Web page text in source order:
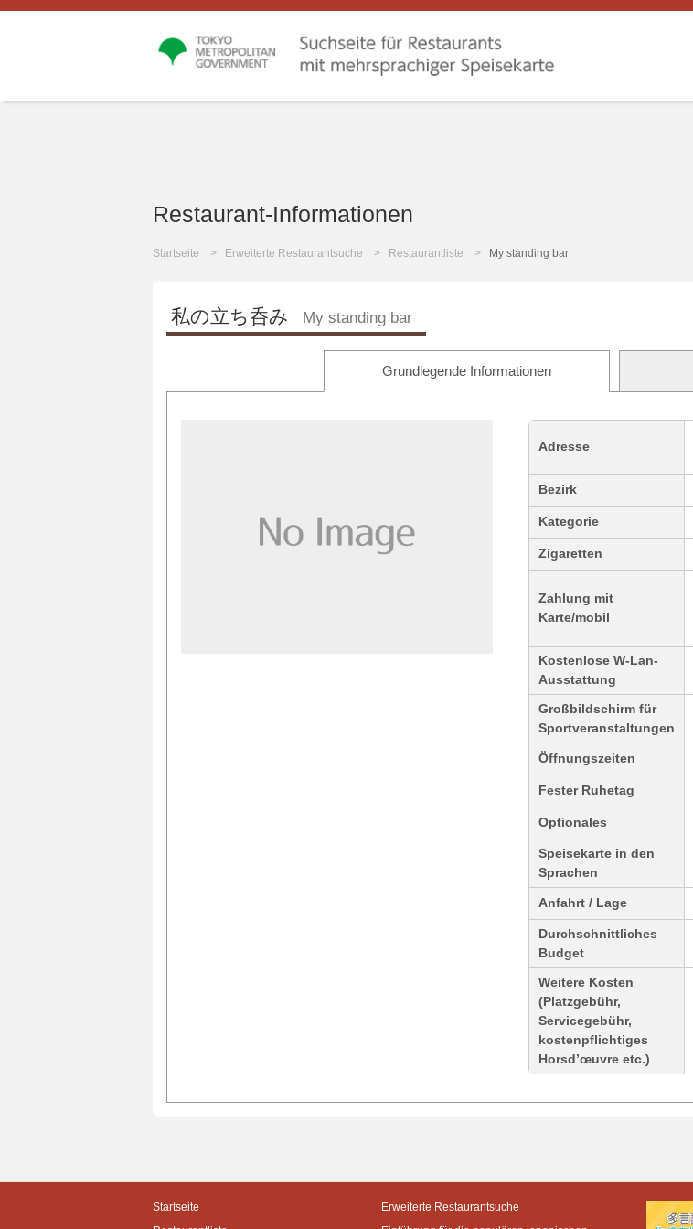
Restaurant-Informationen
Startseite Erweiterte Restaurantsuche Restaurantliste My standing bar
私の立ち呑み My standing bar
Grundlegende Informationen
Adresse
Bezirk
Kategorie
Zigaretten
Zahlung mit
Karte/mobil
Kostenlose W-Lan-
Ausstattung
Großbildschirm für
Sportveranstaltungen
Öffnungszeiten
Fester Ruhetag
Optionales
Speisekarte in den
Sprachen
Anfahrt / Lage
Durchschnittliches
Budget
Weitere Kosten
(Platzgebühr,
Servicegebühr,
kostenpflichtiges
Horsd’œuvre etc.)
Startseite
Erweiterte Restaurantsuche